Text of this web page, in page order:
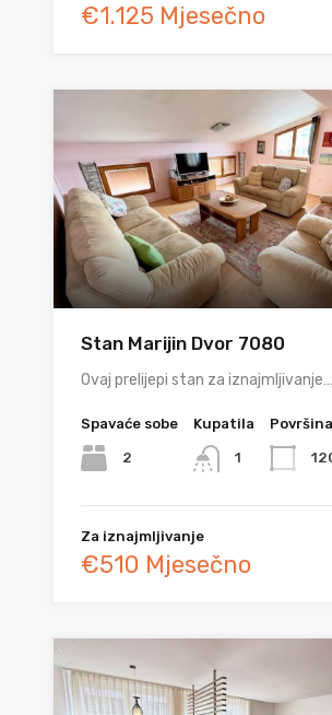
€1.125 Mjesečno
Stan Marijin Dvor 7080
Ovaj prelijepi stan za iznajmljivanje…
Spavaće sobe
2
Kupatila
1
Za iznajmljivanje
€510 Mjesečno